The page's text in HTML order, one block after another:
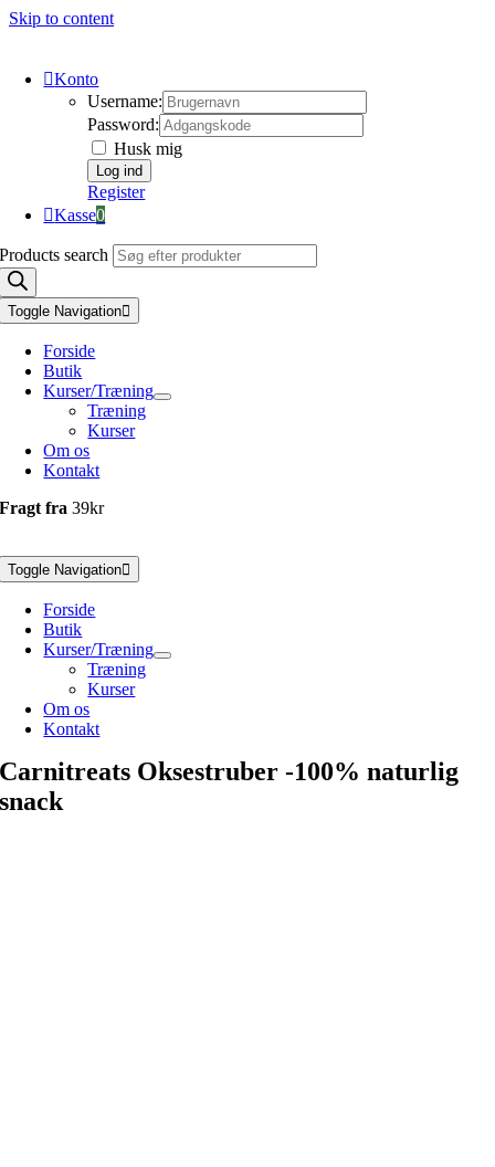
Skip to content
Konto
Username:
Password:
Husk mig
Register
Kasse0
Products search
Toggle Navigation
Forside
Butik
Kurser/Træning
Træning
Kurser
Om os
Kontakt
Fragt fra39kr
Toggle Navigation
Forside
Butik
Kurser/Træning
Træning
Kurser
Om os
Kontakt
Carnitreats Oksestruber -100% naturlig
snack